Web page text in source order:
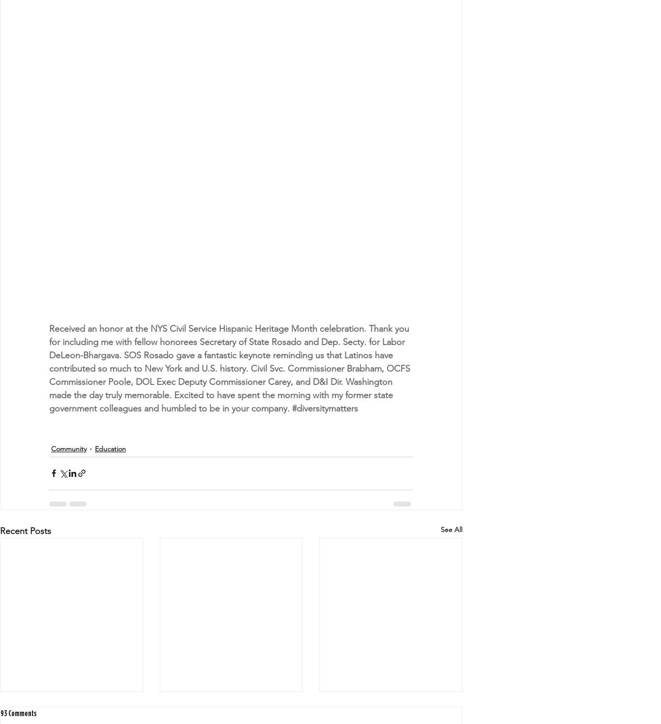
Received an honor at the NYS Civil Service Hispanic Heritage Month celebration. Thank you
for including me with fellow honorees Secretary of State Rosado and Dep. Secty. for Labor
DeLeon-Bhargava. SOS Rosado gave a fantastic keynote reminding us that Latinos have
contributed so much to New York and U.S. history. Civil Svc. Commissioner Brabham, OCFS
Commissioner Poole, DOL Exec Deputy Commissioner Carey, and D&I Dir. Washington
made the day truly memorable. Excited to have spent the morning with my former state
government colleagues and humbled to be in your company. #diversitymatters
Community Education
Recent Posts See All
93 Comments